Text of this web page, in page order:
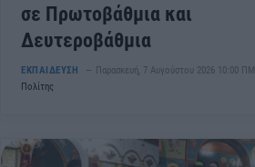
σε Πρωτοβάθμια και
Δευτεροβάθμια
ΕΚΠΑΙΔΕΥΣΗ Παρασκευή, 7 Αυγούστου 2026 10:00 ΠΜ
Πολίτης